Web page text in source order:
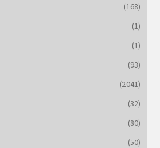
(168)
(1)
(1)
(93)
(2041)
(32)
(80)
(50)